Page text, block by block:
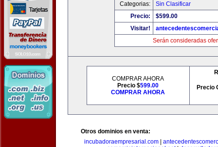
Categorias:
Sin Clasificar
Precio:
$599.00
Visitar!
Serán consideradas
COMPRAR AHORA
Precio $599.00
COMPRAR AHORA
Precio
Otros dominios en venta:
incubadoraempresarial.com